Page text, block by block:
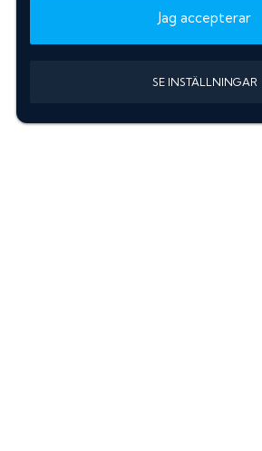
Jag accepterar
SE INSTÄLLNINGAR